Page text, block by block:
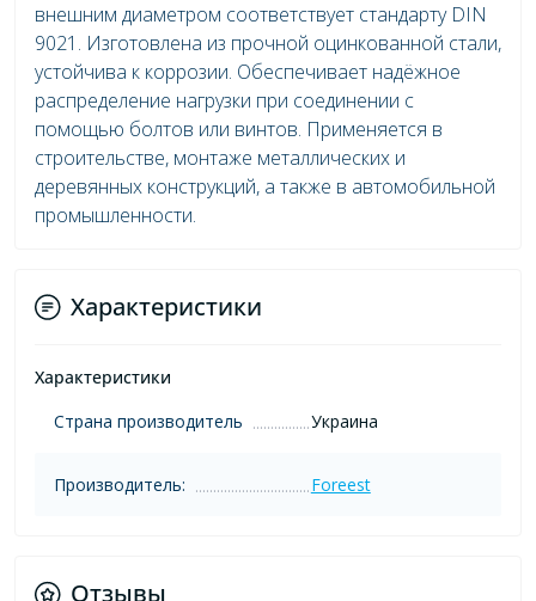
внешним диаметром соответствует стандарту DIN
9021. Изготовлена из прочной оцинкованной стали,
устойчива к коррозии. Обеспечивает надёжное
распределение нагрузки при соединении с
помощью болтов или винтов. Применяется в
строительстве, монтаже металлических и
деревянных конструкций, а также в автомобильной
промышленности.
Характеристики
Характеристики
Страна производитель
Украина
Производитель: Foreest
Отзывы